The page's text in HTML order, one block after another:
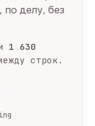
делу, без
1 630
строк.